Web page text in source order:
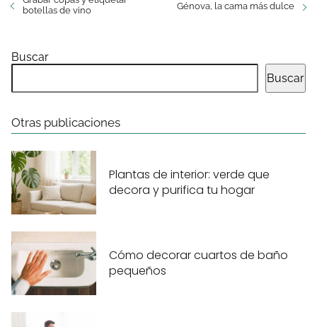
botellas de vino
Génova, la cama más dulce
Buscar
Buscar
Otras publicaciones
Plantas de interior: verde que
decora y purifica tu hogar
Cómo decorar cuartos de baño
pequeños